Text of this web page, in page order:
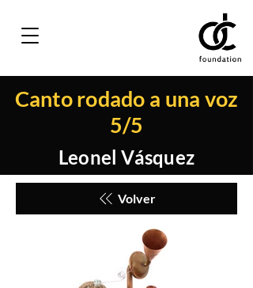
Canto rodado a una voz
5/5
Leonel Vásquez
Volver